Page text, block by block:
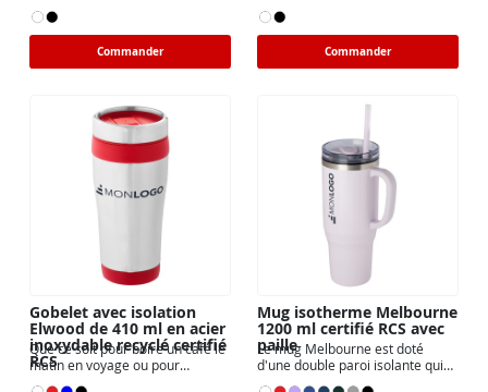
Commander Commander
Gobelet avec isolation
Elwood de 410 ml en acier
inoxydable recyclé certifié
RCS
Que ce soit pour boire un café le
matin en voyage ou pour
Mug isotherme Melbourne
1200 ml certifié RCS avec
paille
Le mug Melbourne est doté
d'une double paroi isolante qui